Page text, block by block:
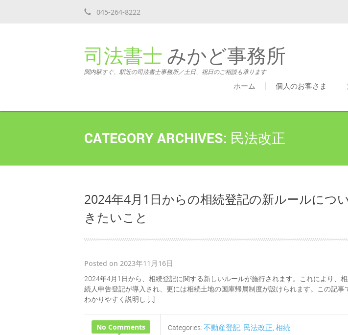
045-264-8222
司法書士 みかど事務所
関内駅すぐ、駅近の司法書士事務所／土日、祝日のご相談も承ります
ホーム 個人のお客さま
CATEGORY ARCHIVES: 民法改正
2024年4月1日からの相続登記の新ルールにつ
きたいこと
Posted on 2023年11月16日
2024年4月1日から、相続登記に関する新しいルールが施行されます。これにより、
続人申告登記が導入され、更には相続土地の国庫帰属制度が設けられます。この記事
わかりやすく説明し […]
No Comments Categories: 不動産登記, 民法改正, 相続